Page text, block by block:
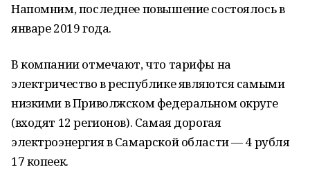
Напомним, последнее повышение состоялось в
январе 2019 года.
В компании отмечают, что тарифы на
электричество в республике являются самыми
низкими в Приволжском федеральном округе
(входят 12 регионов). Самая дорогая
электроэнергия в Самарской области — 4 рубля
17 копеек.